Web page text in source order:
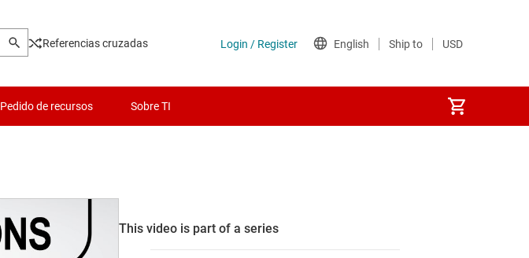
Referencias cruzadas
Pedido de recursos Sobre TI
This video is part of a series